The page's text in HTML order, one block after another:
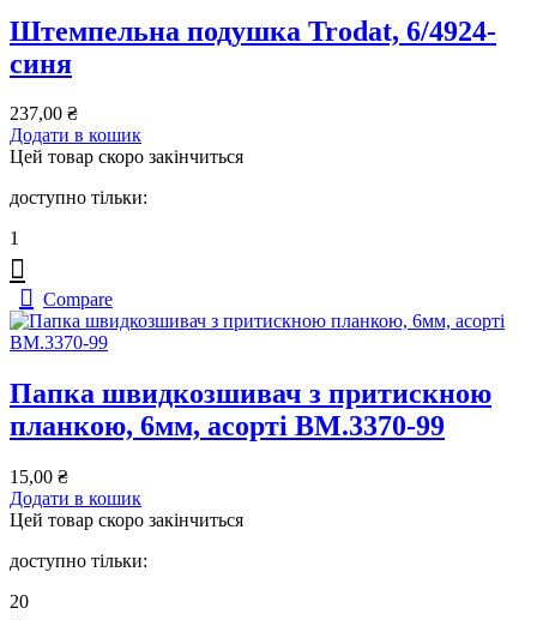
Штемпельна подушка Trodat, 6/4924-
синя
237,00 ₴
Додати в кошик
Цей товар скоро закінчиться
доступно тільки:
1
Compare
Папка швидкозшивач з притискною
планкою, 6мм, асорті BM.3370-99
15,00 ₴
Додати в кошик
Цей товар скоро закінчиться
доступно тільки:
20